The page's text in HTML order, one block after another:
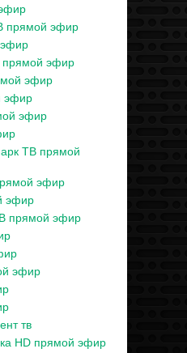
прямой эфир
прямой эфир
эфир
эфир
эфир
ТВ прямой
эфир
эфир
прямой эфир
эфир
тв
HD прямой эфир